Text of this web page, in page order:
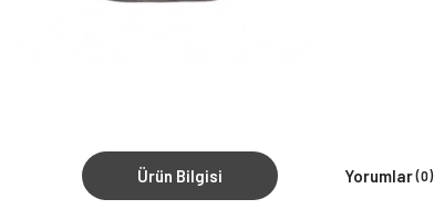
Ürün Bilgisi Yorumlar(0)